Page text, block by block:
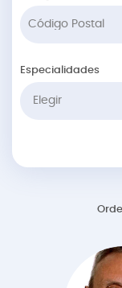
Especialidades
Elegir